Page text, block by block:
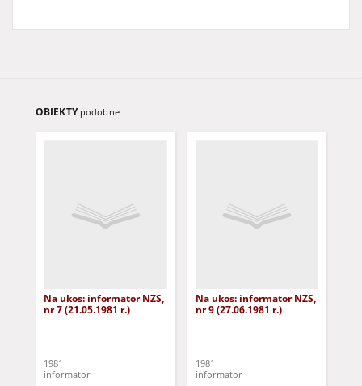
OBIEKTY podobne
Na ukos: informator NZS,
nr 7 (21.05.1981 r.)
1981
informator
Na ukos: informator NZS,
nr 9 (27.06.1981 r.)
1981
informator